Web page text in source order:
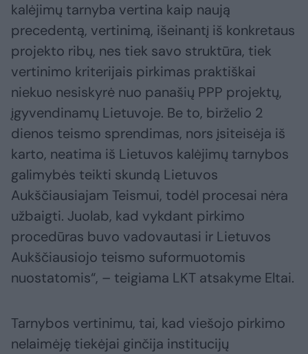
kalėjimų tarnyba vertina kaip naują
precedentą, vertinimą, išeinantį iš konkretaus
projekto ribų, nes tiek savo struktūra, tiek
vertinimo kriterijais pirkimas praktiškai
niekuo nesiskyrė nuo panašių PPP projektų,
įgyvendinamų Lietuvoje. Be to, birželio 2
dienos teismo sprendimas, nors įsiteisėja iš
karto, neatima iš Lietuvos kalėjimų tarnybos
galimybės teikti skundą Lietuvos
Aukščiausiajam Teismui, todėl procesai nėra
užbaigti. Juolab, kad vykdant pirkimo
procedūras buvo vadovautasi ir Lietuvos
Aukščiausiojo teismo suformuotomis
nuostatomis“, – teigiama LKT atsakyme Eltai.
Tarnybos vertinimu, tai, kad viešojo pirkimo
nelaimėję tiekėjai ginčija institucijų